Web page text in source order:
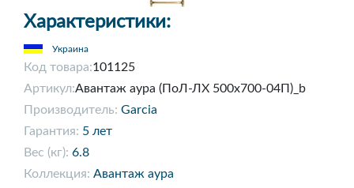
Характеристики:
Украина
Код товара:101125
Артикул:Авантаж аура (ПоЛ-ЛХ 500х700-04П)_b
Производитель: Garcia
Гарантия: 5 лет
Вес (кг): 6.8
Коллекция: Авантаж аура